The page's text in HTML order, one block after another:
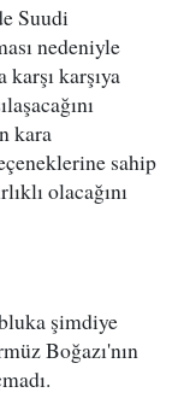
Suudi
nedeniyle
karşıya
kara
sahip
olacağını
şimdiye
Boğazı'nın